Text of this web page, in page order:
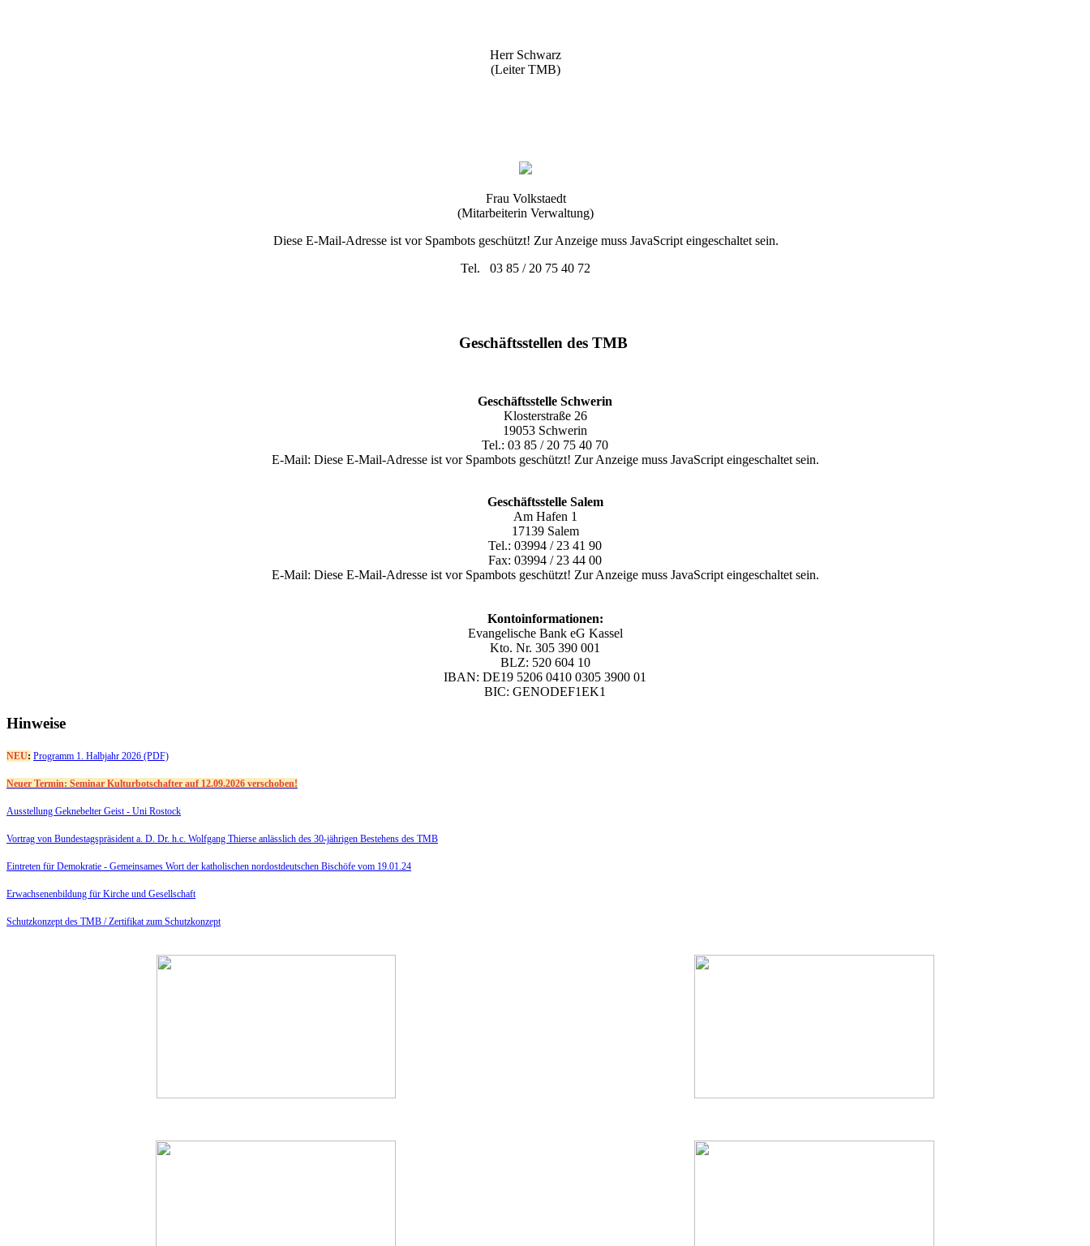
Herr Schwarz
(Leiter TMB)
Frau Volkstaedt
(Mitarbeiterin Verwaltung)
Diese E-Mail-Adresse ist vor Spambots geschützt! Zur Anzeige muss JavaScript eingeschaltet sein.
Tel. 03 85 / 20 75 40 72
Geschäftsstellen des TMB
Geschäftsstelle Schwerin
Klosterstraße 26
19053 Schwerin
Tel.: 03 85 / 20 75 40 70
E-Mail: Diese E-Mail-Adresse ist vor Spambots geschützt! Zur Anzeige muss JavaScript eingeschaltet sein.
Geschäftsstelle Salem
Am Hafen 1
17139 Salem
Tel.: 03994 / 23 41 90
Fax: 03994 / 23 44 00
E-Mail: Diese E-Mail-Adresse ist vor Spambots geschützt! Zur Anzeige muss JavaScript eingeschaltet sein.
Kontoinformationen:
Evangelische Bank eG Kassel
Kto. Nr. 305 390 001
BLZ: 520 604 10
IBAN: DE19 5206 0410 0305 3900 01
BIC: GENODEF1EK1
Hinweise
NEU: Programm 1. Halbjahr 2026 (PDF)
Neuer Termin: Seminar Kulturbotschafter auf 12.09.2026 verschoben!
Ausstellung Geknebelter Geist - Uni Rostock
Vortrag von Bundestagspräsident a. D. Dr. h.c. Wolfgang Thierse anlässlich des 30-jährigen Bestehens des TMB
Eintreten für Demokratie - Gemeinsames Wort der katholischen nordostdeutschen Bischöfe vom 19.01.24
Erwachsenenbildung für Kirche und Gesellschaft
Schutzkonzept des TMB /Zertifikat zum Schutzkonzept